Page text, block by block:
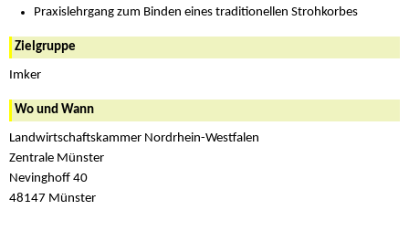
Praxislehrgang zum Binden eines traditionellen Strohkorbes
Zielgruppe
Imker
Wo und Wann
Landwirtschaftskammer Nordrhein-Westfalen
Zentrale Münster
Nevinghoff 40
48147 Münster